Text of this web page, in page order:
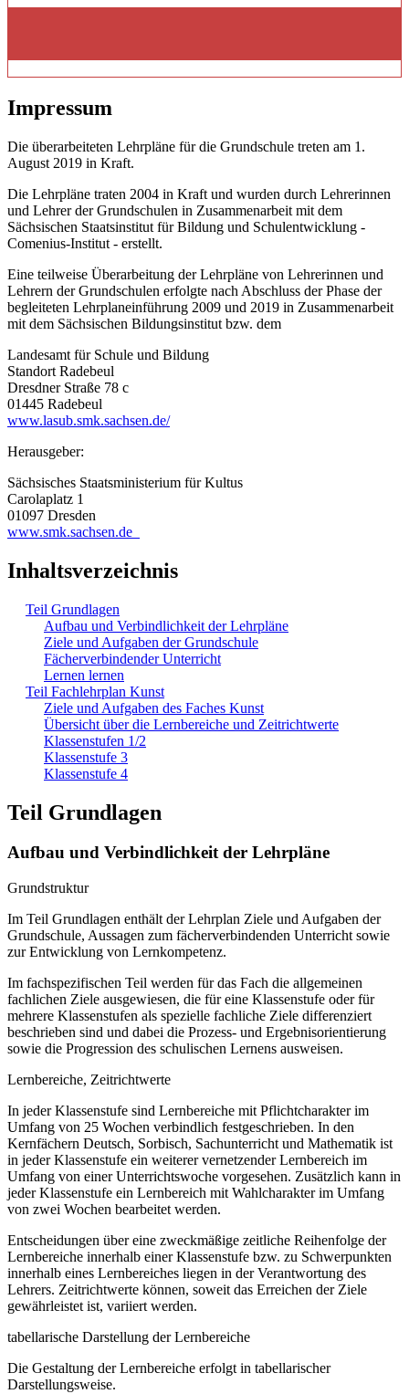
Impressum
Die überarbeiteten Lehrpläne für die Grundschule treten am 1.
August 2019 in Kraft.
Die Lehrpläne traten 2004 in Kraft und wurden durch Lehrerinnen
und Lehrer der Grundschulen in Zusammenarbeit mit dem
Sächsischen Staatsinstitut für Bildung und Schulentwicklung -
Comenius-Institut - erstellt.
Eine teilweise Überarbeitung der Lehrpläne von Lehrerinnen und
Lehrern der Grundschulen erfolgte nach Abschluss der Phase der
begleiteten Lehrplaneinführung 2009 und 2019 in Zusammenarbeit
mit dem Sächsischen Bildungsinstitut bzw. dem
Landesamt für Schule und Bildung
Standort Radebeul
Dresdner Straße 78 c
01445 Radebeul
www.lasub.smk.sachsen.de/
Herausgeber:
Sächsisches Staatsministerium für Kultus
Carolaplatz 1
01097 Dresden
www.smk.sachsen.de
Inhaltsverzeichnis
Teil Grundlagen
Aufbau und Verbindlichkeit der Lehrpläne
Ziele und Aufgaben der Grundschule
Fächerverbindender Unterricht
Lernen lernen
Teil Fachlehrplan Kunst
Ziele und Aufgaben des Faches Kunst
Übersicht über die Lernbereiche und Zeitrichtwerte
Klassenstufen 1/2
Klassenstufe 3
Klassenstufe 4
Teil Grundlagen
Aufbau und Verbindlichkeit der Lehrpläne
Grundstruktur
Im Teil Grundlagen enthält der Lehrplan Ziele und Aufgaben der
Grundschule, Aussagen zum fächerverbindenden Unterricht sowie
zur Entwicklung von Lernkompetenz.
Im fachspezifischen Teil werden für das Fach die allgemeinen
fachlichen Ziele ausgewiesen, die für eine Klassenstufe oder für
mehrere Klassenstufen als spezielle fachliche Ziele differenziert
beschrieben sind und dabei die Prozess- und Ergebnisorientierung
sowie die Progression des schulischen Lernens ausweisen.
Lernbereiche, Zeitrichtwerte
In jeder Klassenstufe sind Lernbereiche mit Pflichtcharakter im
Umfang von 25 Wochen verbindlich festgeschrieben. In den
Kernfächern Deutsch, Sorbisch, Sachunterricht und Mathematik ist
in jeder Klassenstufe ein weiterer vernetzender Lernbereich im
Umfang von einer Unterrichtswoche vorgesehen. Zusätzlich kann in
jeder Klassenstufe ein Lernbereich mit Wahlcharakter im Umfang
von zwei Wochen bearbeitet werden.
Entscheidungen über eine zweckmäßige zeitliche Reihenfolge der
Lernbereiche innerhalb einer Klassenstufe bzw. zu Schwerpunkten
innerhalb eines Lernbereiches liegen in der Verantwortung des
Lehrers. Zeitrichtwerte können, soweit das Erreichen der Ziele
gewährleistet ist, variiert werden.
tabellarische Darstellung der Lernbereiche
Die Gestaltung der Lernbereiche erfolgt in tabellarischer
Darstellungsweise.